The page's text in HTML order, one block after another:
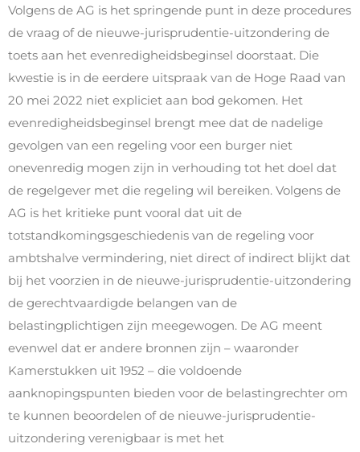
Volgens de AG is het springende punt in deze procedures
de vraag of de nieuwe-jurisprudentie-uitzondering de
toets aan het evenredigheidsbeginsel doorstaat. Die
kwestie is in de eerdere uitspraak van de Hoge Raad van
20 mei 2022 niet expliciet aan bod gekomen. Het
evenredigheidsbeginsel brengt mee dat de nadelige
gevolgen van een regeling voor een burger niet
onevenredig mogen zijn in verhouding tot het doel dat
de regelgever met die regeling wil bereiken. Volgens de
AG is het kritieke punt vooral dat uit de
totstandkomingsgeschiedenis van de regeling voor
ambtshalve vermindering, niet direct of indirect blijkt dat
bij het voorzien in de nieuwe-jurisprudentie-uitzondering
de gerechtvaardigde belangen van de
belastingplichtigen zijn meegewogen. De AG meent
evenwel dat er andere bronnen zijn – waaronder
Kamerstukken uit 1952 – die voldoende
aanknopingspunten bieden voor de belastingrechter om
te kunnen beoordelen of de nieuwe-jurisprudentie-
uitzondering verenigbaar is met het